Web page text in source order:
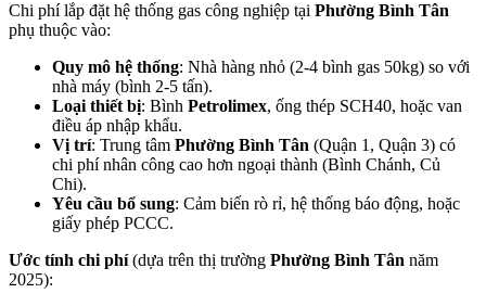
Chi phí lắp đặt hệ thống gas công nghiệp tại Phường Bình Tân
phụ thuộc vào:
Quy mô hệ thống: Nhà hàng nhỏ (2-4 bình gas 50kg) so với
nhà máy (bình 2-5 tấn).
Loại thiết bị: Bình Petrolimex, ống thép SCH40, hoặc van
điều áp nhập khẩu.
Vị trí: Trung tâm Phường Bình Tân (Quận 1, Quận 3) có
chi phí nhân công cao hơn ngoại thành (Bình Chánh, Củ
Chi).
Yêu cầu bổ sung: Cảm biến rò rỉ, hệ thống báo động, hoặc
giấy phép PCCC.
Ước tính chi phí(dựa trên thị trường Phường Bình Tân năm
2025):